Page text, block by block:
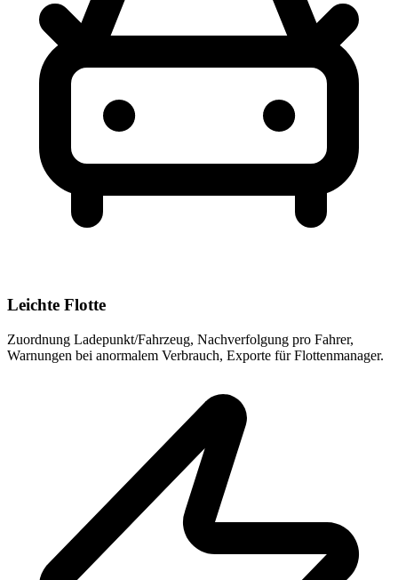
Leichte Flotte
Zuordnung Ladepunkt/Fahrzeug, Nachverfolgung pro Fahrer,
Warnungen bei anormalem Verbrauch, Exporte für Flottenmanager.